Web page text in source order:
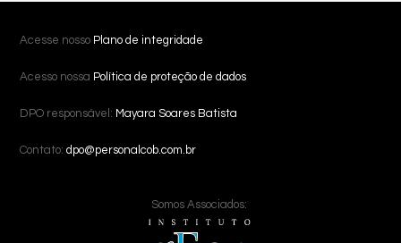
Acesse nosso Plano de integridade
Acesso nossa Política de proteção de dados
DPO responsável: Mayara Soares Batista
Contato:dpo@personalcob.com.br
Somos Associados: